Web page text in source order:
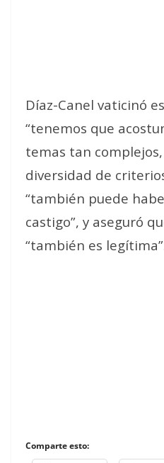
Díaz-Canel vaticinó
“tenemos que
temas tan
diversidad de
“también puede
castigo”, y aseguró
“también es
Comparte esto: